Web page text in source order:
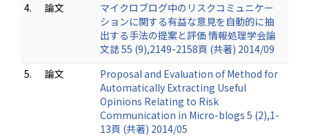
4.
論文
マイクロブログ中のリスクコミュニケー
ションに関する有益な意見を自動的に抽
出する手法の提案と評価 情報処理学会論
文誌 55 (9),2149-2158頁 (共著) 2014/09
5.
論文
Proposal and Evaluation of Method for
Automatically Extracting Useful
Opinions Relating to Risk
Communication in Micro-blogs 5 (2),1-
13頁 (共著) 2014/05